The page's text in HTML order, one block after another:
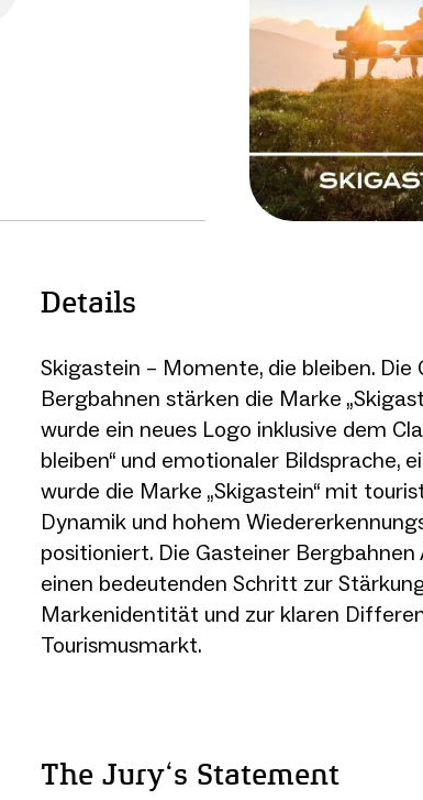
Details
Skigastein – Momente, die bleiben. Die
Bergbahnen stärken die Marke
wurde ein neues Logo inklusive dem
bleiben“ und emotionaler Bildsprache,
wurde die Marke „Skigastein“ mit
Dynamik und hohem
positioniert. Die Gasteiner
einen bedeutenden Schritt zur
Markenidentität und zur klaren
Tourismusmarkt.
The Jury‘s Statement